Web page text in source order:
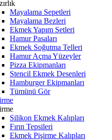
Mayalama Sepetleri
Mayalama Bezleri
Ekmek Yapım Setleri
Hamur Pasaları
Ekmek Soğutma Telleri
Hamur Açma Yüzeyler
Pizza Ekipmanları
Stencil Ekmek Desenleri
Hamburger Ekipmanları
Tümünü Gör
Silikon Ekmek Kalıpları
Fırın Tepsileri
Ekmek Pişirme Kalıpları